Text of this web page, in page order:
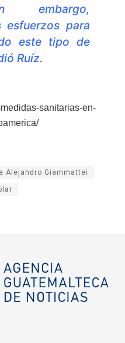
embargo,
esfuerzos para
este tipo de
Ruíz.
sanitarias-en-
Alejandro Giammattei